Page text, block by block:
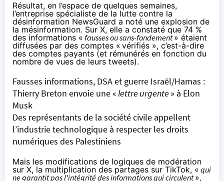
Résultat, en l’espace de quelques semaines,
l’entreprise spécialiste de la lutte contre la
désinformation NewsGuard a noté une explosion de
la mésinformation. Sur X, elle a constaté que 74 %
des informations « fausses ou sans-fondement» étaient
diffusées par des comptes « vérifiés », c’est-à-dire
des comptes payants (et rémunérés en fonction du
nombre de vues de leurs tweets).
Fausses informations, DSA et guerre Israël/Hamas :
Thierry Breton envoie une «lettre urgente » à Elon
Musk
Des représentants de la société civile appellent
l’industrie technologique à respecter les droits
numériques des Palestiniens
Mais les modifications de logiques de modération
sur X, la multiplication des partages sur TikTok, « qui
ne garantit pas l'intégrité des informations qui circulent»,